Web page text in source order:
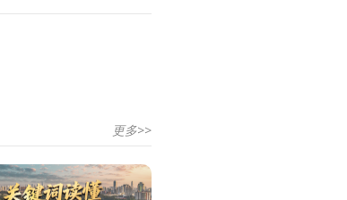
更多>>